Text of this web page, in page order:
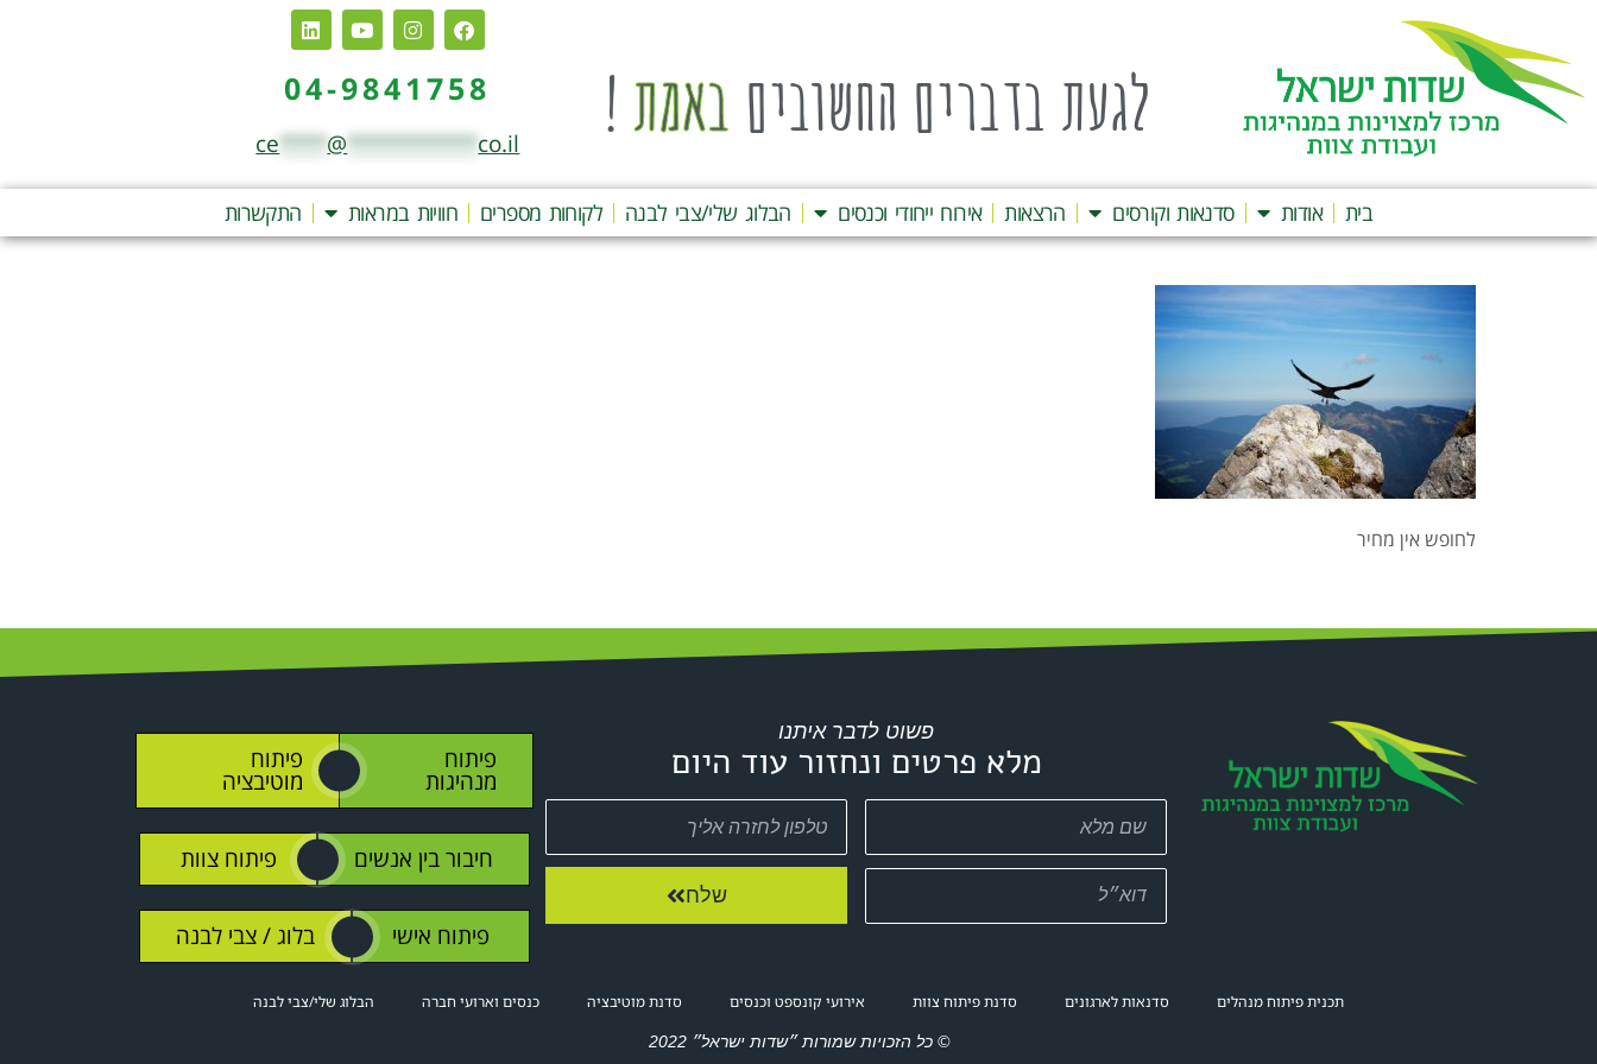
לגעת בדברים החשובים באמת !
04-9841758
ce****@***********co.il
בית אודות סדנאות וקורסים הרצאות אירוח ייחודי וכנסים הבלוג שלי/צבי לבנה לקוחות מספרים חוויות במראות התקשרות
לחופש אין מחיר
פשוט לדבר איתנו
מלא פרטים ונחזור עוד היום
שלח
פיתוח
מנהיגות
פיתוח
מוטיבציה
חיבור בין אנשים פיתוח צוות
פיתוח אישי בלוג / צבי לבנה
תכנית פיתוח מנהלים סדנאות לארגונים סדנת פיתוח צוות אירועי קונספט וכנסים סדנת מוטיבציה כנסים וארועי חברה הבלוג שלי/צבי לבנה
© כל הזכויות שמורות ״שדות ישראל״ 2022